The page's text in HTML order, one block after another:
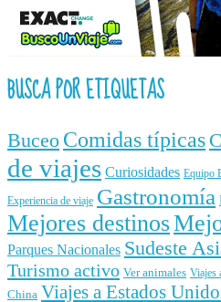
BUSCA POR ETIQUETAS
Buceo Comidas típicas
de viajes Curiosidades Equipo
Experiencia de viaje Gastronomía
Mejores destinos
Parques Nacionales Sudeste
Turismo activo Ver animales Viajes
China Viajes a Estados